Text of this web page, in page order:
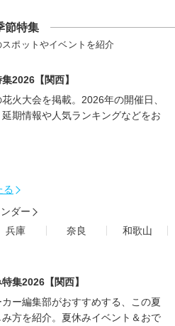
節特集
ポットやイベントを紹介
2026【関西】
火大会を掲載。2026年の開催日、
期情報や人気ランキングなどをお
る
ダー
兵庫 奈良
和歌山
集2026【関西】
カー編集部がおすすめする、この夏
方を紹介。夏休みイベント＆おで